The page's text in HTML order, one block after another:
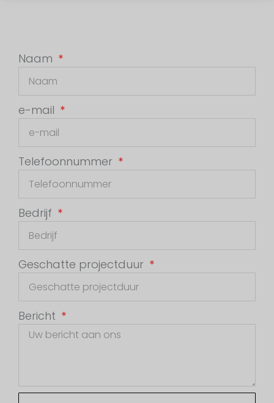
Naam
e-mail
Telefoonnummer
Bedrijf
Geschatte projectduur
Bericht